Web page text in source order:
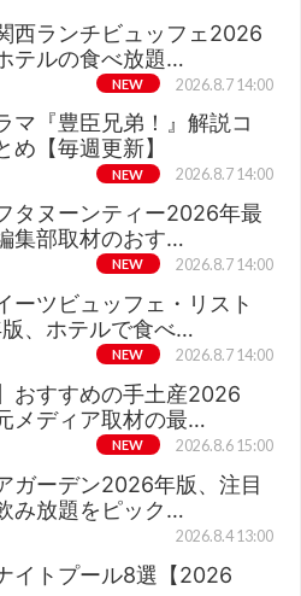
西ランチビュッフェ2026
テルの食べ放題…
NEW 2026.8.7 14:00
マ『豊臣兄弟！』解説コ
め【毎週更新】
NEW 2026.8.7 14:00
タヌーンティー2026年最
集部取材のおす…
NEW 2026.8.7 14:00
ーツビュッフェ・リスト
、ホテルで食べ…
NEW 2026.8.7 14:00
おすすめの手土産2026
メディア取材の最…
NEW 2026.8.6 15:00
ガーデン2026年版、注目
み放題をピック…
2026.8.4 13:00
イトプール8選【2026